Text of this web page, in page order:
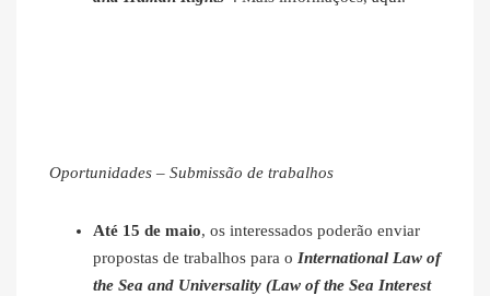
Oportunidades – Submissão de trabalhos
Até 15 de maio, os interessados poderão enviar
propostas de trabalhos para o International Law of
the Sea and Universality (Law of the Sea Interest